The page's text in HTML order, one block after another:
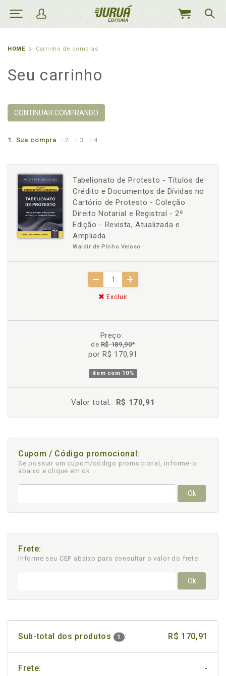
MEU
HOME Carrinho de compras
Seu carrinho
CONTINUAR COMPRANDO
1. Sua compra 2. 3. 4.
Tabelionato de Protesto - Títulos de
Crédito e Documentos de Dívidas no
Cartório de Protesto - Coleção
Direito Notarial e Registral - 2ª
Edição - Revista, Atualizada e
Ampliada
Waldir de Pinho Veloso
Excluir
Preço:
deR$ 189,90*
por R$ 170,91
item com 10%
Valor total: R$ 170,91
Cupom / Código promocional:
Se possuir um cupom/código promocional, informe-o
abaixo e clique em ok
Ok
Frete:
Informe seu CEP abaixo para consultar o valor do frete.
Ok
Sub-total dos produtos 1 : R$ 170,91
Frete: -